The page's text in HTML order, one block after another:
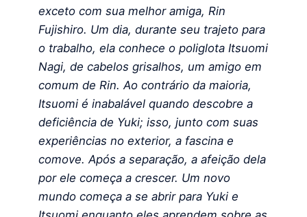
exceto com sua melhor amiga, Rin
Fujishiro. Um dia, durante seu trajeto para
o trabalho, ela conhece o poliglota Itsuomi
Nagi, de cabelos grisalhos, um amigo em
comum de Rin. Ao contrário da maioria,
Itsuomi é inabalável quando descobre a
deficiência de Yuki; isso, junto com suas
experiências no exterior, a fascina e
comove. Após a separação, a afeição dela
por ele começa a crescer. Um novo
mundo começa a se abrir para Yuki e